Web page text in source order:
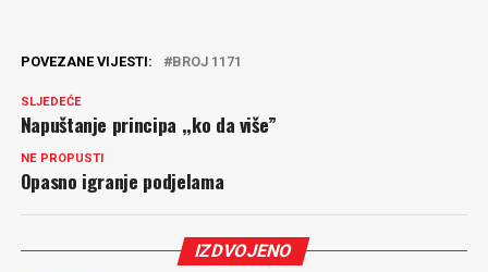
POVEZANE VIJESTI: BROJ 1171
SLJEDEĆE
Napuštanje principa ,,ko da više”
NE PROPUSTI
Opasno igranje podjelama
IZDVOJENO